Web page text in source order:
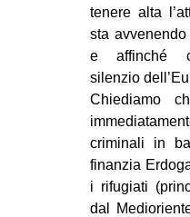
DIRITTO
tenere alta
sta
e affinché
silenzio
Chiediamo
criminali in
finanzia
i rifugiati
dal